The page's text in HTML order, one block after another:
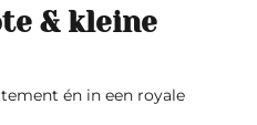
& kleine
én in een royale